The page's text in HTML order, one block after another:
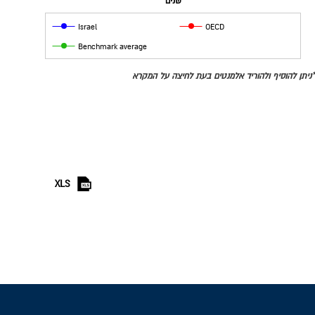
Israel OECD
Benchmark average
*ניתן להוסיף ולהוריד אלמנטים בעת לחיצה על המקרא
XLS